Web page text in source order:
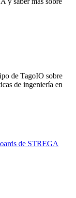
de TagoIO sobre
de ingeniería en
de STREGA